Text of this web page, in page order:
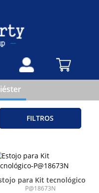
FILTROS
para Kit tecnológico
P@18673N